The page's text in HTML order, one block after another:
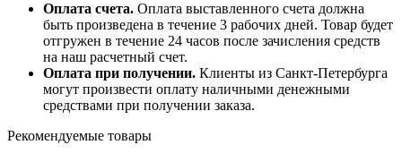
Оплата счета. Оплата выставленного счета должна
быть произведена в течение 3 рабочих дней. Товар будет
отгружен в течение 24 часов после зачисления средств
на наш расчетный счет.
Оплата при получении. Клиенты из Санкт-Петербурга
могут произвести оплату наличными денежными
средствами при получении заказа.
Рекомендуемые товары